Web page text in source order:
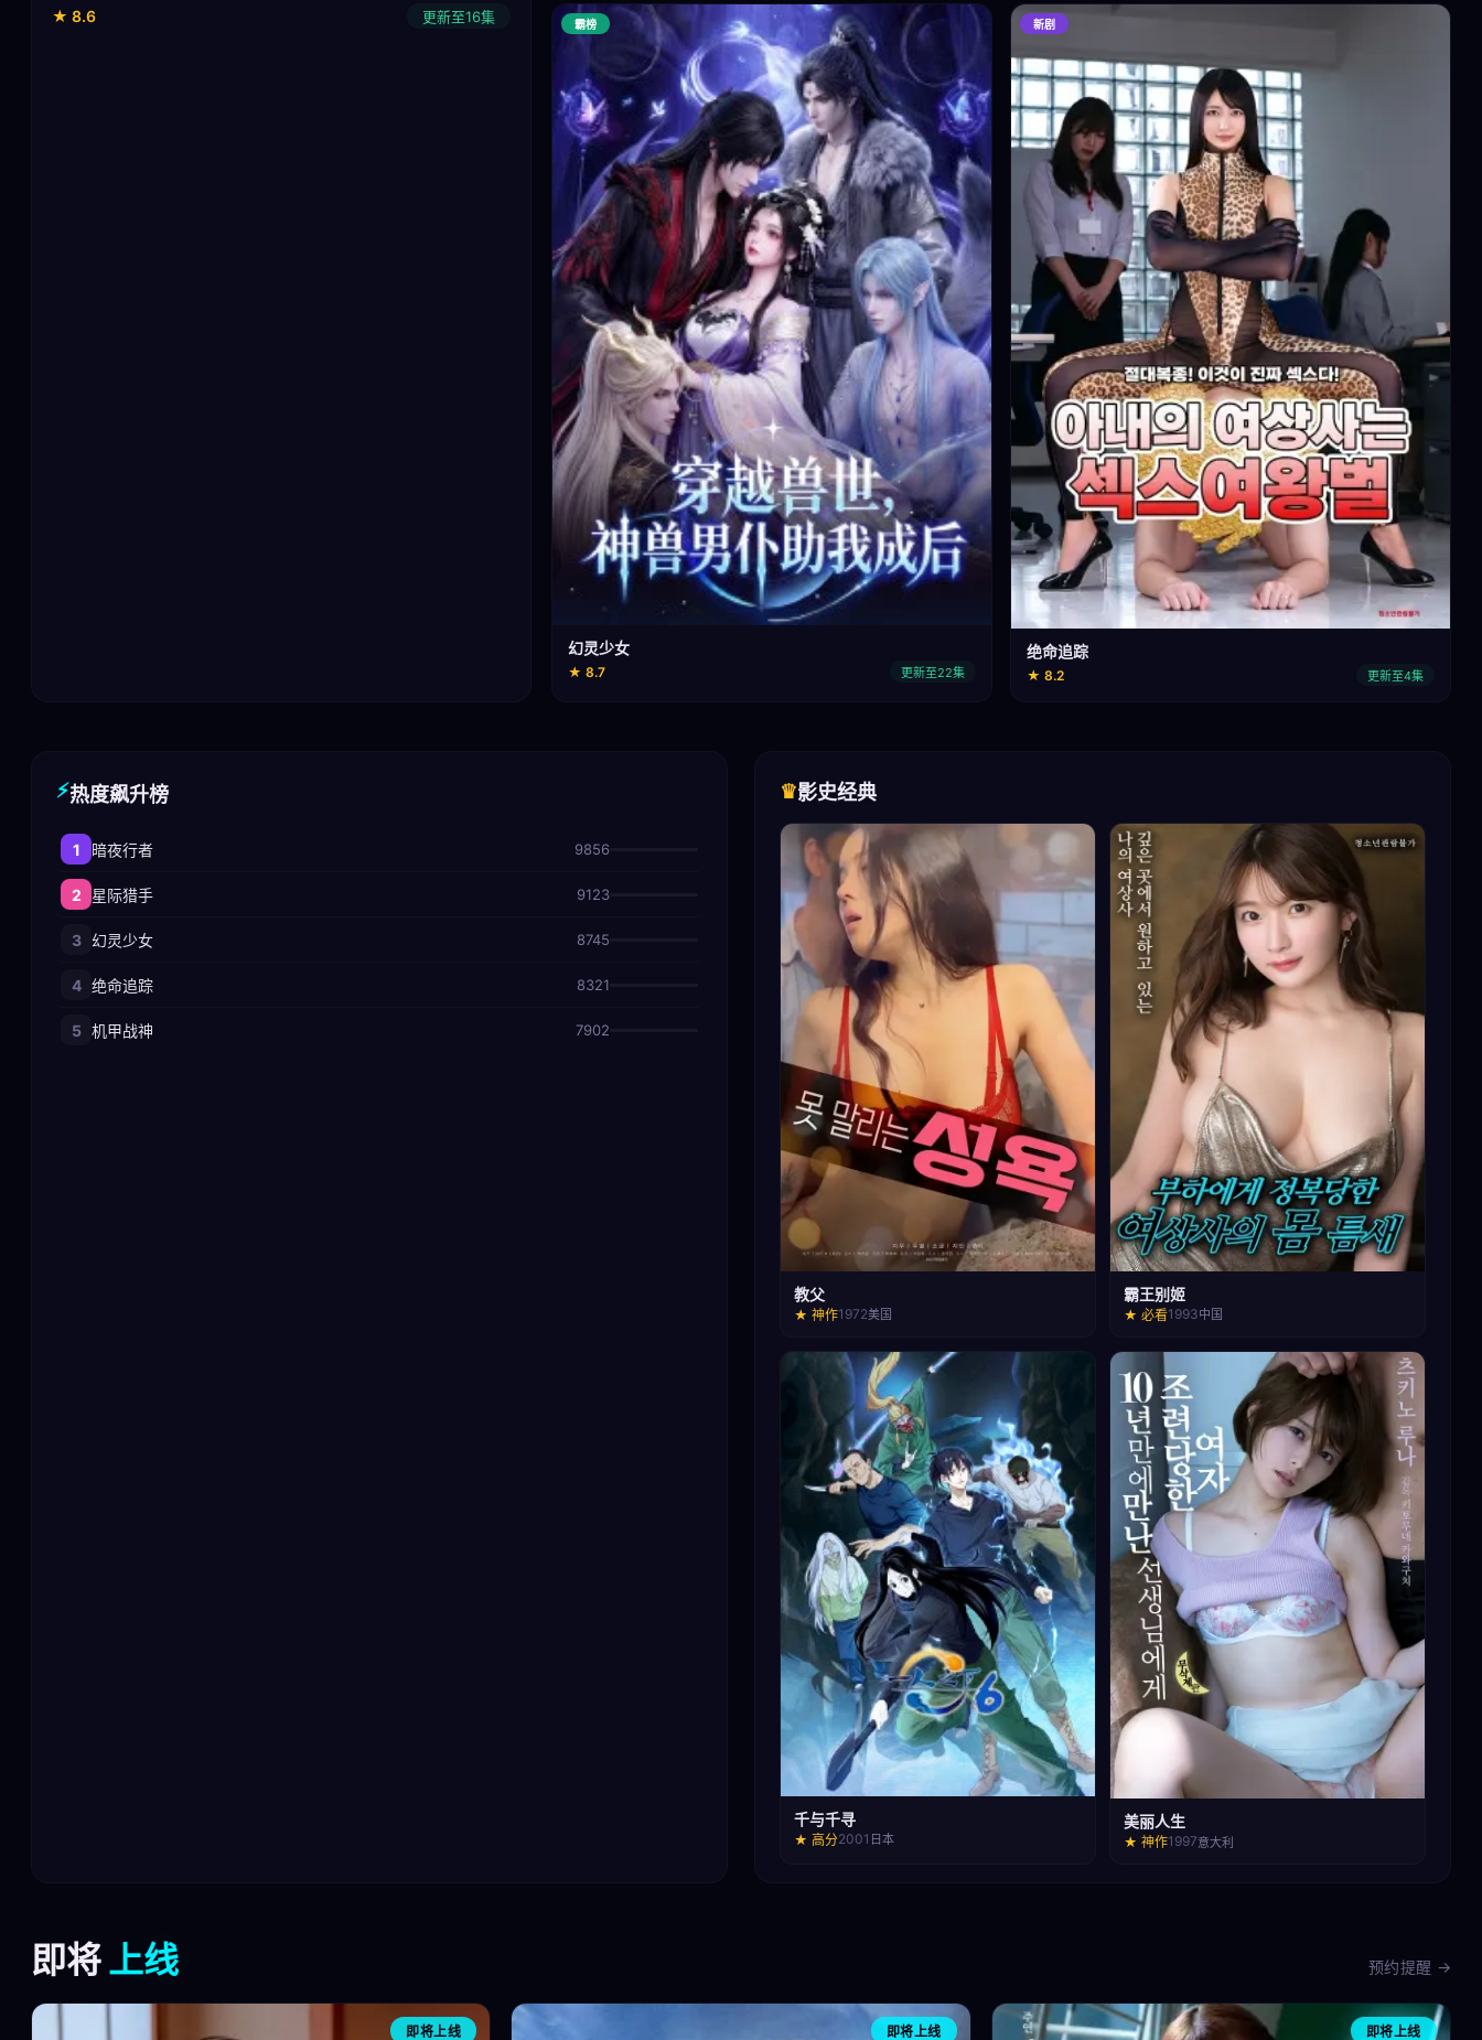
★ 8.6 更新至16集 霸榜
幻灵少女
★ 8.7 更新至22集
新剧
绝命追踪
★ 8.2 更新至4集
⚡热度飙升榜
1 暗夜行者 9856
2 星际猎手 9123
3 幻灵少女 8745
4 绝命追踪 8321
5 机甲战神 7902
♛影史经典
教父
★ 神作1972美国
霸王别姬
★ 必看1993中国
千与千寻
★ 高分2001 日本
美丽人生
★ 神作1997意大利
即将上线 预约提醒 →
即将上线 即将上线 即将上线